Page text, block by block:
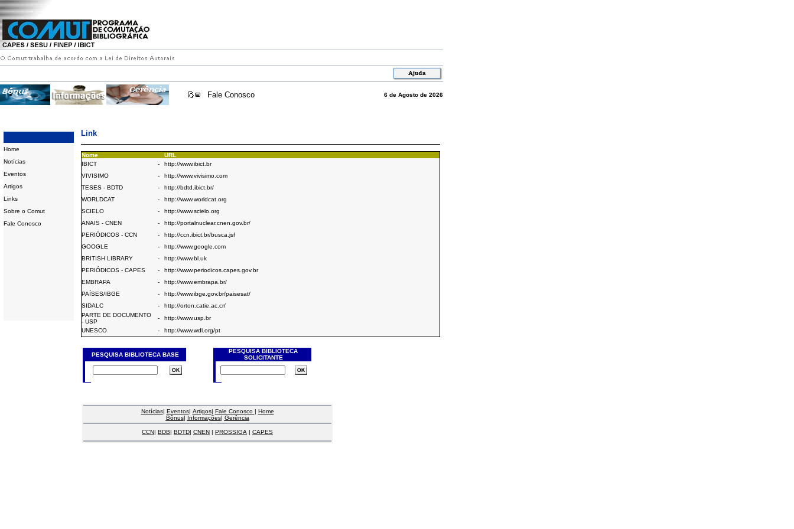
Fale Conosco 6 de Agosto de 2026
Home
Notícias
Eventos
Artigos
Links
Sobre o Comut
Fale Conosco
Link
Nome
URL
IBICT
-
http://www.ibict.br
VIVISIMO
-
http://www.vivisimo.com
TESES - BDTD
-
http://bdtd.ibict.br/
WORLDCAT
-
http://www.worldcat.org
SCIELO
-
http://www.scielo.org
ANAIS - CNEN
-
http://portalnuclear.cnen.gov.br/
PERIÓDICOS - CCN
-
http://ccn.ibict.br/busca.jsf
GOOGLE
-
http://www.google.com
BRITISH LIBRARY
-
http://www.bl.uk
PERIÓDICOS - CAPES
-
http://www.periodicos.capes.gov.br
EMBRAPA
-
http://www.embrapa.br/
PAÍSES/IBGE
-
http://www.ibge.gov.br/paisesat/
SIDALC
-
http://orton.catie.ac.cr/
PARTE DE DOCUMENTO
- USP
-
http://www.usp.br
UNESCO
- http://www.wdl.org/pt
PESQUISA BIBLIOTECA BASE
PESQUISA BIBLIOTECA
SOLICITANTE
Notícias| Eventos| Artigos| Fale Conosco | Home
Bônus| Informações| Gerência
CCN| BDB| BDTD| CNEN | PROSSIGA | CAPES